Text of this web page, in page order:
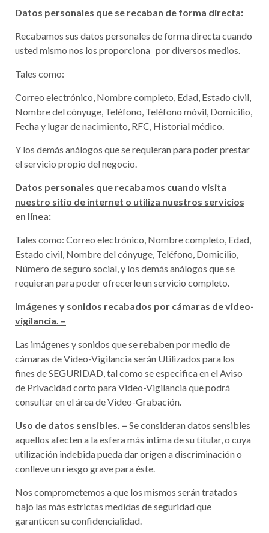
Datos personales que se recaban de forma directa:
Recabamos sus datos personales de forma directa cuando
usted mismo nos los proporciona por diversos medios.
Tales como:
Correo electrónico, Nombre completo, Edad, Estado civil,
Nombre del cónyuge, Teléfono, Teléfono móvil, Domicilio,
Fecha y lugar de nacimiento, RFC, Historial médico.
Y los demás análogos que se requieran para poder prestar
el servicio propio del negocio.
Datos personales que recabamos cuando visita
nuestro sitio de internet o utiliza nuestros servicios
en línea:
Tales como: Correo electrónico, Nombre completo, Edad,
Estado civil, Nombre del cónyuge, Teléfono, Domicilio,
Número de seguro social, y los demás análogos que se
requieran para poder ofrecerle un servicio completo.
Imágenes y sonidos recabados por cámaras de video-
vigilancia. –
Las imágenes y sonidos que se rebaben por medio de
cámaras de Video-Vigilancia serán Utilizados para los
fines de SEGURIDAD, tal como se especifica en el Aviso
de Privacidad corto para Video-Vigilancia que podrá
consultar en el área de Video-Grabación.
Uso de datos sensibles. – Se consideran datos sensibles
aquellos afecten a la esfera más íntima de su titular, o cuya
utilización indebida pueda dar origen a discriminación o
conlleve un riesgo grave para éste.
Nos comprometemos a que los mismos serán tratados
bajo las más estrictas medidas de seguridad que
garanticen su confidencialidad.